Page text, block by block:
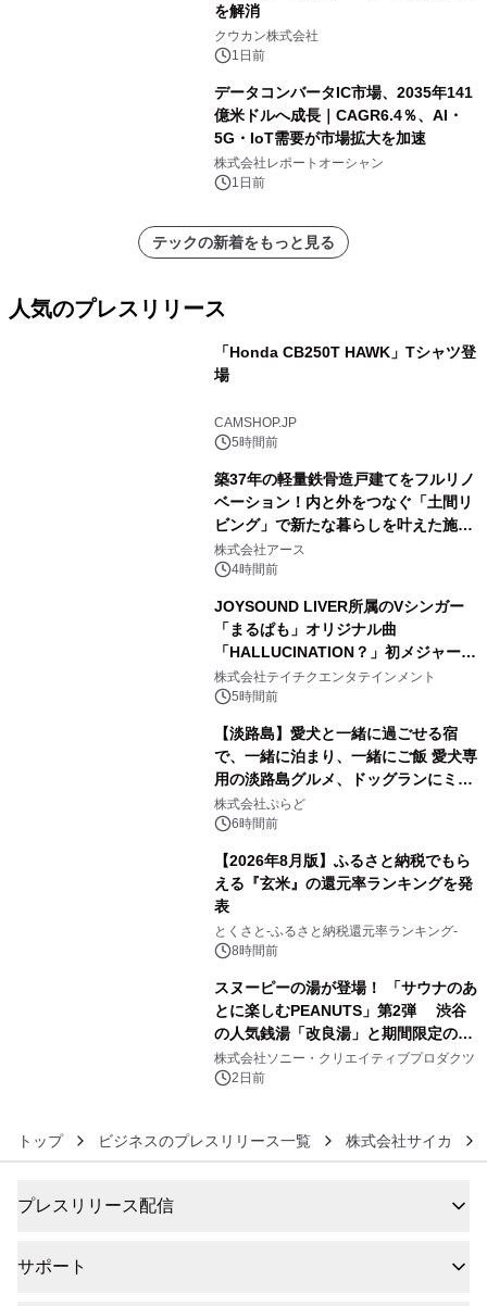
を解消
クウカン株式会社
1日前
データコンバータIC市場、2035年141
億米ドルへ成長｜CAGR6.4％、AI・
5G・IoT需要が市場拡大を加速
株式会社レポートオーシャン
1日前
テックの新着をもっと見る
人気のプレスリリース
「Honda CB250T HAWK」Tシャツ登
場
CAMSHOP.JP
5時間前
築37年の軽量鉄骨造戸建てをフルリノ
ベーション！内と外をつなぐ「土間リ
ビング」で新たな暮らしを叶えた施工
事例を株式会社アースが公開
株式会社アース
4時間前
JOYSOUND LIVER所属のVシンガー
「まるぱも」オリジナル曲
「HALLUCINATION？」初メジャー配
信リリース決定！
株式会社テイチクエンタテインメント
5時間前
【淡路島】愛犬と一緒に過ごせる宿
で、一緒に泊まり、一緒にご飯 愛犬専
用の淡路島グルメ、ドッグランにミニ
プール グランピングとトレーラーハウ
スの2施設で
株式会社ぷらど
6時間前
【2026年8月版】ふるさと納税でもら
える『玄米』の還元率ランキングを発
表
とくさと-ふるさと納税還元率ランキング-
8時間前
スヌーピーの湯が登場！ 「サウナのあ
とに楽しむPEANUTS」第2弾 渋谷
の人気銭湯「改良湯」と期間限定のコ
ラボレーション サウナイキタイコラ
ボグッズも発売決定！
株式会社ソニー・クリエイティブプロダクツ
2日前
トップ ビジネスのプレスリリース一覧 株式会社サイカ
プレスリリース配信
サポート